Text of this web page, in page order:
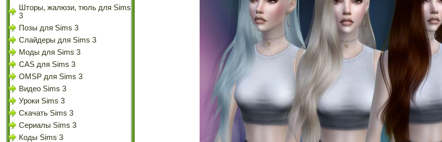
Шторы, жалюзи, тюль для Sims
3
Позы для Sims 3
Слайдеры для Sims 3
Моды для Sims 3
CAS для Sims 3
OMSP для Sims 3
Видео Sims 3
Уроки Sims 3
Скачать Sims 3
Сериалы Sims 3
Коды Sims 3